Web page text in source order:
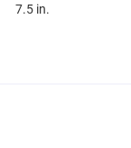
7.5 in.